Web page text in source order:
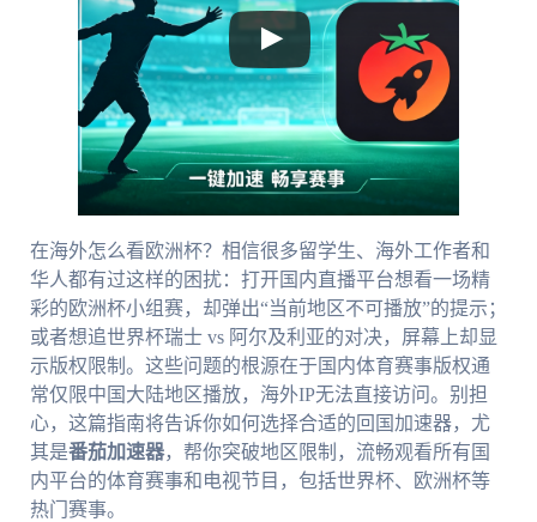
在海外怎么看欧洲杯？相信很多留学生、海外工作者和
华人都有过这样的困扰：打开国内直播平台想看一场精
彩的欧洲杯小组赛，却弹出“当前地区不可播放”的提示；
或者想追世界杯瑞士 vs 阿尔及利亚的对决，屏幕上却显
示版权限制。这些问题的根源在于国内体育赛事版权通
常仅限中国大陆地区播放，海外IP无法直接访问。别担
心，这篇指南将告诉你如何选择合适的回国加速器，尤
其是番茄加速器，帮你突破地区限制，流畅观看所有国
内平台的体育赛事和电视节目，包括世界杯、欧洲杯等
热门赛事。